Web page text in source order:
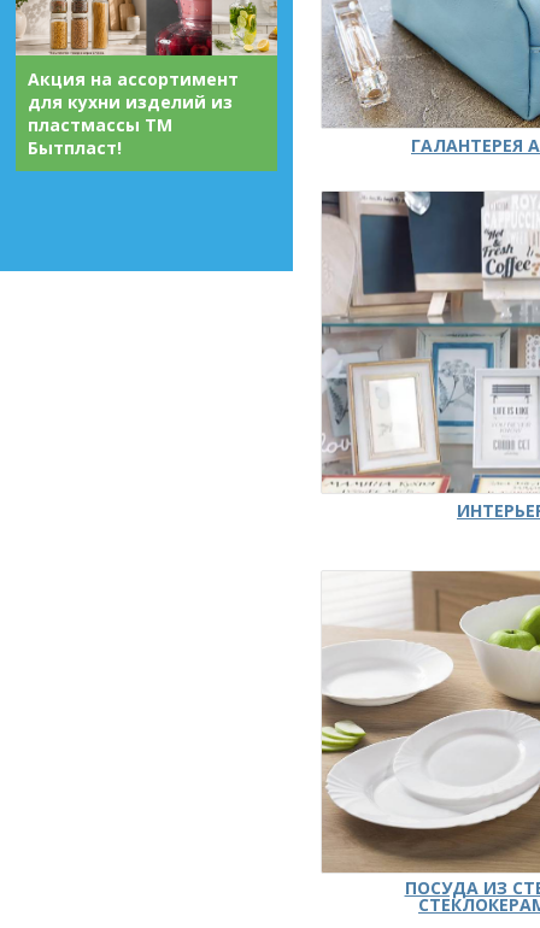
Акция на ассортимент
для кухни изделий из
пластмассы ТМ
Бытпласт!
ГАЛАНТЕРЕЯ
ПОСУДА ИЗ